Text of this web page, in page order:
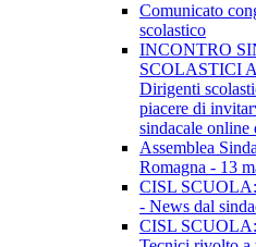
Comunicato
scolastico
INCONTRO
SCOLASTICI
Dirigenti
piacere di
sindacale online
Assemblea
Romagna - 13
CISL SCUOLA:
- News dal
CISL